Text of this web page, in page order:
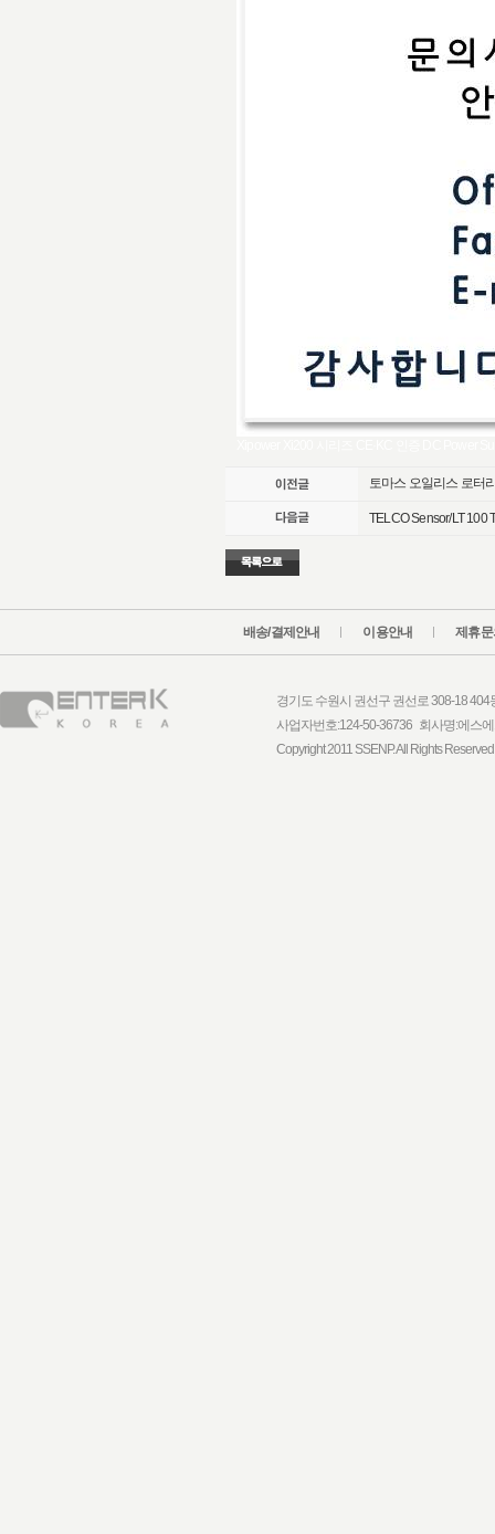
토마스 오일리스 로터
TELCO Sensor/LT 100
배송/결제안내 이용안내 제휴문
경기도 수원시 권선구 권선로 308-18
사업자번호:124-50-36736 회사명:에스
Copyright 2011 SSENP. All Rights Reserved